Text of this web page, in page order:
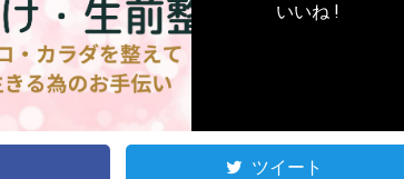
いいね !
ツイート